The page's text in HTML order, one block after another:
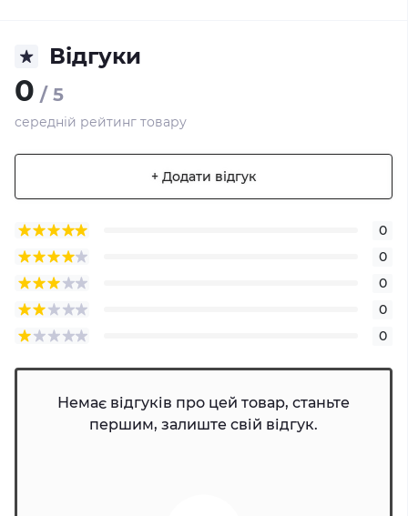
Відгуки
0 / 5
середній рейтинг товару
+ Додати відгук
0
0
0
0
0
Немає відгуків про цей товар, станьте
першим, залиште свій відгук.